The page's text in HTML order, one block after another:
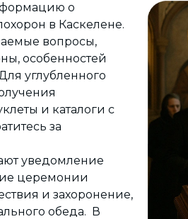
о
в Каскелене.
вопросы,
особенностей
углубленного
и каталоги с
за
уведомление
церемонии
и захоронение,
обеда. В